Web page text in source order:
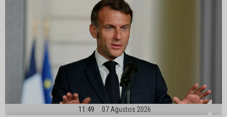
11:49 07 Ağustos 2026